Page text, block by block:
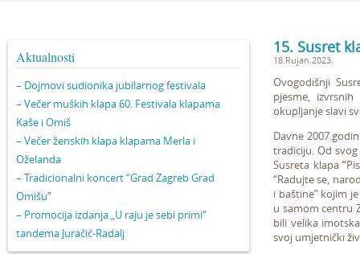
Aktualnosti
– Dojmovi sudionika jubilarnog festivala
– Večer muških klapa 60. Festivala klapama
Kaše i Omiš
– Večer ženskih klapa klapama Merla i
Oželanda
– Tradicionalni koncert “Grad Zagreb Grad
Omišu”
– Promocija izdanja „U raju je sebi primi“
tandema Juračić-Radalj
15. Susret
18.Rujan.2023.
Ovogodišnji
pjesme,
okupljanje slavi
Davne
tradiciju. Od
Susreta klapa
“Radujte se,
i baštine” kojim
u samom centru
bili velika
svoj umjetnički